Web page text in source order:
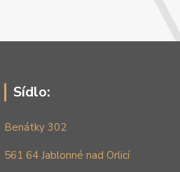
Sídlo:
Benátky 302
561 64 Jablonné nad Orlicí